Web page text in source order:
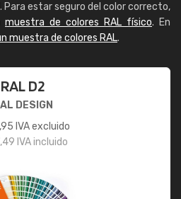
Para estar seguro del color correcto,
muestra de colores RAL físico. En
muestra de colores RAL.
RAL D2
DESIGN
IVA excluido
IVA incluido